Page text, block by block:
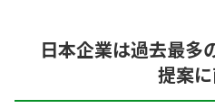
日本企業は過去最多
提案